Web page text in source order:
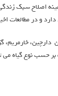
اصلاح سبک
و در مطالعات
خارمریم،
حسب نوع گیاه می